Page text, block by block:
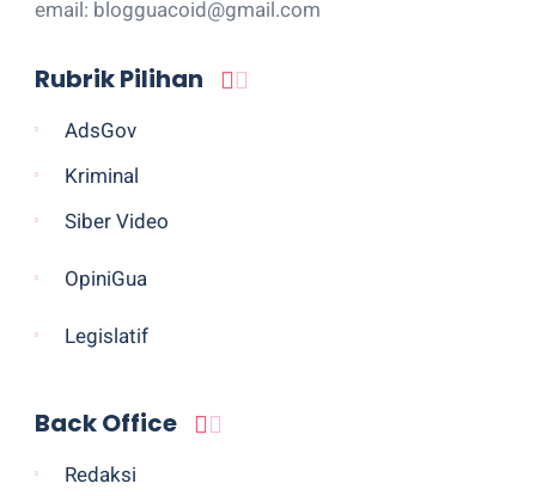
email: blogguacoid@gmail.com
Rubrik Pilihan
AdsGov
Kriminal
Siber Video
OpiniGua
Legislatif
Back Office
Redaksi